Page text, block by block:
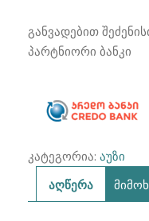
აუზი
Bestway
განვადებით
პარტნიორი ბანკი
კატეგორია: აუზი
აღწერა